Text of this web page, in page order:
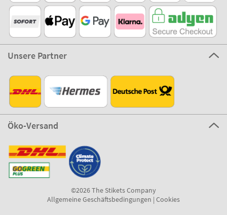
Unsere Partner
Öko-Versand
©2026 The Stikets Company
Allgemeine Geschäftsbedingungen | Cookies